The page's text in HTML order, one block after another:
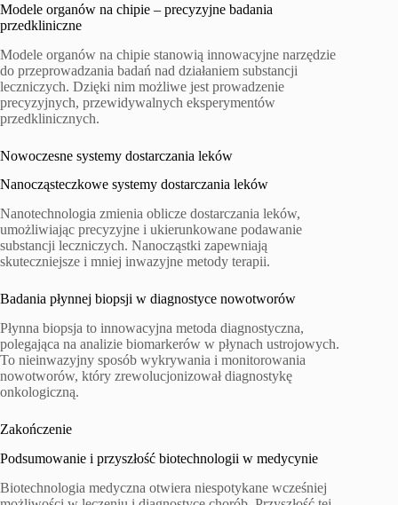
Modele organów na chipie – precyzyjne badania
przedkliniczne
Modele organów na chipie stanowią innowacyjne narzędzie
do przeprowadzania badań nad działaniem substancji
leczniczych. Dzięki nim możliwe jest prowadzenie
precyzyjnych, przewidywalnych eksperymentów
przedklinicznych.
Nowoczesne systemy dostarczania leków
Nanocząsteczkowe systemy dostarczania leków
Nanotechnologia zmienia oblicze dostarczania leków,
umożliwiając precyzyjne i ukierunkowane podawanie
substancji leczniczych. Nanocząstki zapewniają
skuteczniejsze i mniej inwazyjne metody terapii.
Badania płynnej biopsji w diagnostyce nowotworów
Płynna biopsja to innowacyjna metoda diagnostyczna,
polegająca na analizie biomarkerów w płynach ustrojowych.
To nieinwazyjny sposób wykrywania i monitorowania
nowotworów, który zrewolucjonizował diagnostykę
onkologiczną.
Zakończenie
Podsumowanie i przyszłość biotechnologii w medycynie
Biotechnologia medyczna otwiera niespotykane wcześniej